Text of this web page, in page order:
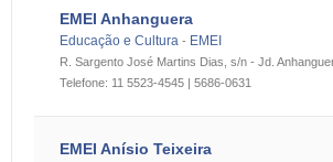
EMEI Anhanguera
Educação e Cultura - EMEI
R. Sargento José Martins Dias, s/n - Jd.
Telefone: 11 5523-4545 | 5686-0631
EMEI Anísio Teixeira